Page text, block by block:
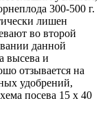
300-500 г.
лишен
во второй
данной
высева и
отзывается на
удобрений,
посева 15 x 40